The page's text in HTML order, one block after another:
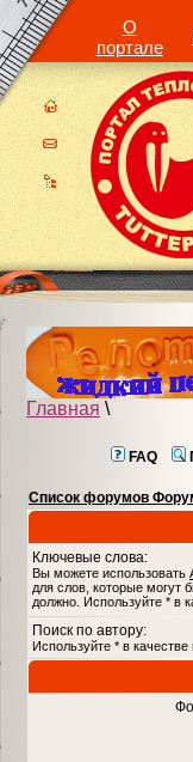
О
портале
Главная \
FAQ
Список форумов
Ключевые слова:
Вы можете использовать
для слов, которые могут
должно. Используйте * в
Поиск по автору:
Используйте * в